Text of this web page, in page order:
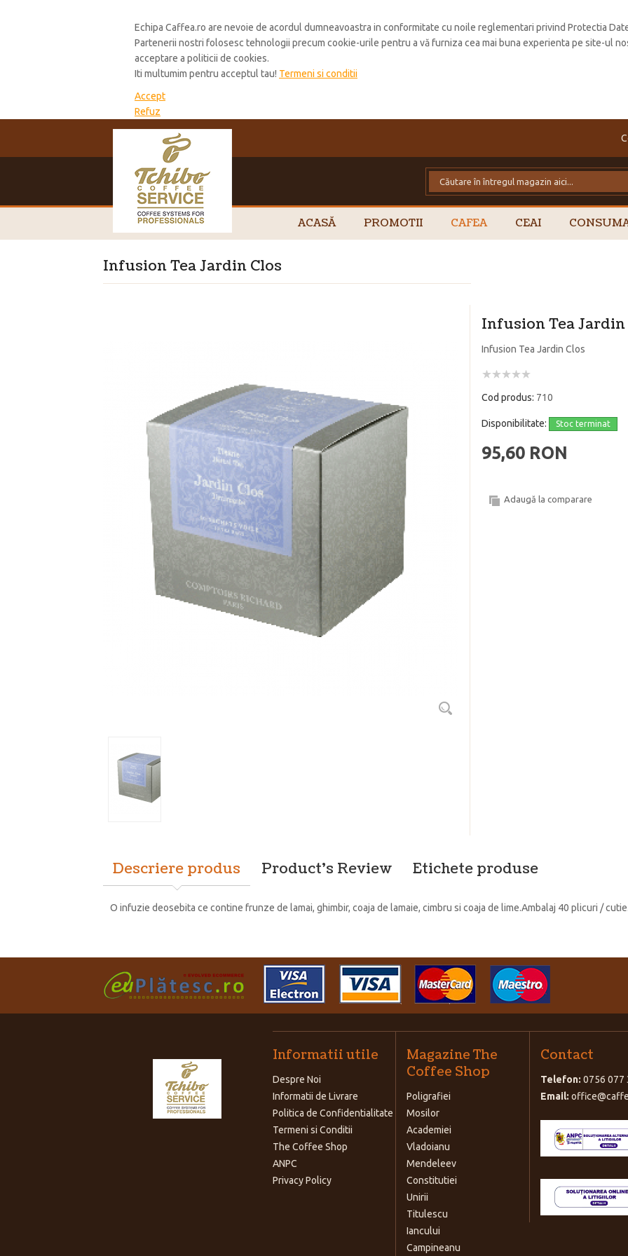
Echipa Caffea.ro are nevoie de acordul dumneavoastra in conformitate cu noile reglementari privind Protectia
Partenerii nostri folosesc tehnologii precum cookie-urile pentru a vă furniza cea mai buna experienta pe site-ul
acceptare a politicii de cookies.
Iti multumim pentru acceptul tau! Termeni si conditii
Accept
Refuz
ACASĂ PROMOTII CAFEA CEAI
Infusion Tea Jardin Clos
Infusion Tea Jardin
Infusion Tea Jardin Clos
Cod produs: 710
Disponibilitate: Stoc terminat
95,60 RON
Adaugă la comparare
Descriere produs Product's Review Etichete produse
O infuzie deosebita ce contine frunze de lamai, ghimbir, coaja de lamaie, cimbru si coaja de lime.Ambalaj 40 plicuri /
Informatii utile
Despre Noi
Informatii de Livrare
Politica de Confidentialitate
Termeni si Conditii
The Coffee Shop
ANPC
Privacy Policy
Magazine The
Coffee Shop
Poligrafiei
Mosilor
Academiei
Vladoianu
Mendeleev
Constitutiei
Unirii
Titulescu
Iancului
Campineanu
Contact
Telefon: 0756 077
Email: